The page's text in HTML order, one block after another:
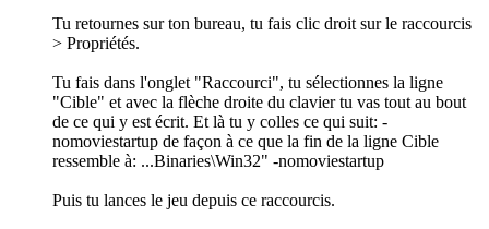
Tu retournes sur ton bureau, tu fais clic droit sur le raccourcis
> Propriétés.
Tu fais dans l'onglet "Raccourci", tu sélectionnes la ligne
"Cible" et avec la flèche droite du clavier tu vas tout au bout
de ce qui y est écrit. Et là tu y colles ce qui suit: -
nomoviestartup de façon à ce que la fin de la ligne Cible
ressemble à: ...Binaries\Win32" -nomoviestartup
Puis tu lances le jeu depuis ce raccourcis.